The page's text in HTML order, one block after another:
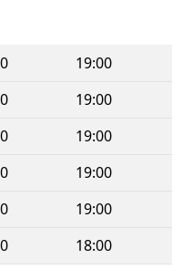
19:00
19:00
19:00
19:00
19:00
18:00